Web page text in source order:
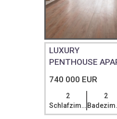
LUXURY
PENTHOUSE
740 000 EUR
2
Schlafzimmer
2